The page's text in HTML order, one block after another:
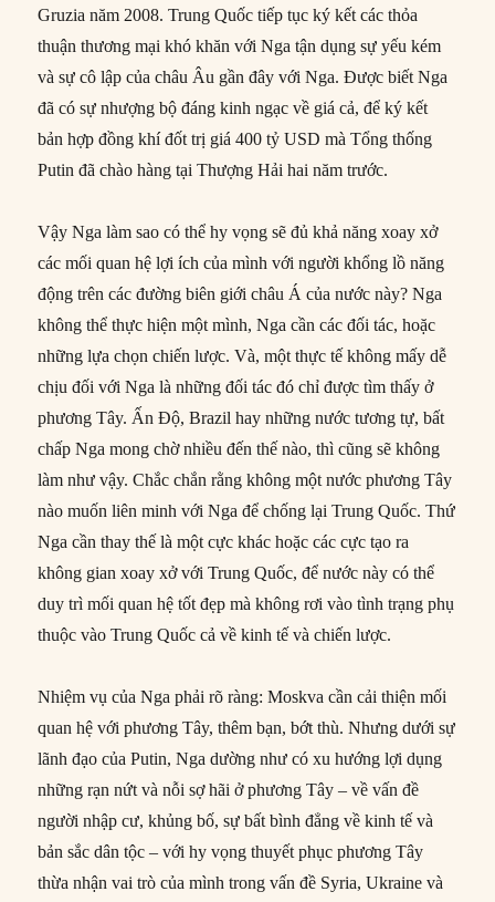
Gruzia năm 2008. Trung Quốc tiếp tục ký kết các thỏa
thuận thương mại khó khăn với Nga tận dụng sự yếu kém
và sự cô lập của châu Âu gần đây với Nga. Được biết Nga
đã có sự nhượng bộ đáng kinh ngạc về giá cả, để ký kết
bản hợp đồng khí đốt trị giá 400 tỷ USD mà Tổng thống
Putin đã chào hàng tại Thượng Hải hai năm trước.
Vậy Nga làm sao có thể hy vọng sẽ đủ khả năng xoay xở
các mối quan hệ lợi ích của mình với người khổng lồ năng
động trên các đường biên giới châu Á của nước này? Nga
không thể thực hiện một mình, Nga cần các đối tác, hoặc
những lựa chọn chiến lược. Và, một thực tế không mấy dễ
chịu đối với Nga là những đối tác đó chỉ được tìm thấy ở
phương Tây. Ấn Độ, Brazil hay những nước tương tự, bất
chấp Nga mong chờ nhiều đến thế nào, thì cũng sẽ không
làm như vậy. Chắc chắn rằng không một nước phương Tây
nào muốn liên minh với Nga để chống lại Trung Quốc. Thứ
Nga cần thay thế là một cực khác hoặc các cực tạo ra
không gian xoay xở với Trung Quốc, để nước này có thể
duy trì mối quan hệ tốt đẹp mà không rơi vào tình trạng phụ
thuộc vào Trung Quốc cả về kinh tế và chiến lược.
Nhiệm vụ của Nga phải rõ ràng: Moskva cần cải thiện mối
quan hệ với phương Tây, thêm bạn, bớt thù. Nhưng dưới sự
lãnh đạo của Putin, Nga dường như có xu hướng lợi dụng
những rạn nứt và nỗi sợ hãi ở phương Tây – về vấn đề
người nhập cư, khủng bố, sự bất bình đẳng về kinh tế và
bản sắc dân tộc – với hy vọng thuyết phục phương Tây
thừa nhận vai trò của mình trong vấn đề Syria, Ukraine và